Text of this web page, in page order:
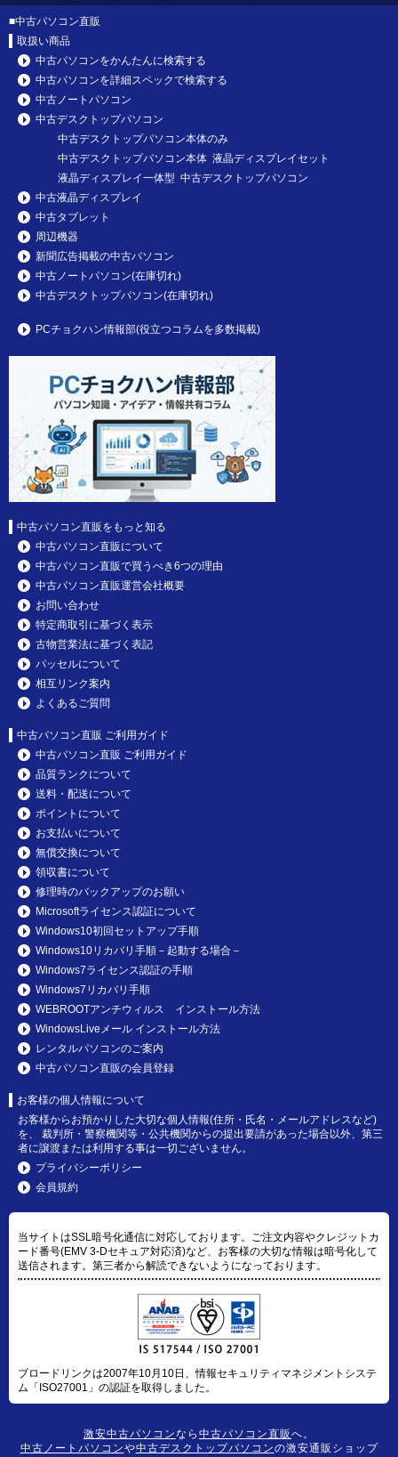
■中古パソコン直販
取扱い商品
中古パソコンをかんたんに検索する
中古パソコンを詳細スペックで検索する
中古ノートパソコン
中古デスクトップパソコン
中古デスクトップパソコン本体のみ
中古デスクトップパソコン本体 液晶ディスプレイセット
液晶ディスプレイ一体型 中古デスクトップパソコン
中古液晶ディスプレイ
中古タブレット
周辺機器
新聞広告掲載の中古パソコン
中古ノートパソコン(在庫切れ)
中古デスクトップパソコン(在庫切れ)
PCチョクハン情報部(役立つコラムを多数掲載)
中古パソコン直販をもっと知る
中古パソコン直販について
中古パソコン直販で買うべき6つの理由
中古パソコン直販運営会社概要
お問い合わせ
特定商取引に基づく表示
古物営業法に基づく表記
パッセルについて
相互リンク案内
よくあるご質問
中古パソコン直販 ご利用ガイド
中古パソコン直販 ご利用ガイド
品質ランクについて
送料・配送について
ポイントについて
お支払いについて
無償交換について
領収書について
修理時のバックアップのお願い
Microsoftライセンス認証について
Windows10初回セットアップ手順
Windows10リカバリ手順－起動する場合－
Windows7ライセンス認証の手順
Windows7リカバリ手順
WEBROOTアンチウィルス インストール方法
WindowsLiveメール インストール方法
レンタルパソコンのご案内
中古パソコン直販の会員登録
お客様の個人情報について
お客様からお預かりした大切な個人情報(住所・氏名・メールアドレスなど)
を、 裁判所・警察機関等・公共機関からの提出要請があった場合以外、第三
者に譲渡または利用する事は一切ございません。
プライバシーポリシー
会員規約
当サイトはSSL暗号化通信に対応しております。ご注文内容やクレジットカ
ード番号(EMV 3-Dセキュア対応済)など、お客様の大切な情報は暗号化して
送信されます。第三者から解読できないようになっております。
ブロードリンクは2007年10月10日、情報セキュリティマネジメントシステ
ム「ISO27001」の認証を取得しました。
激安中古パソコンなら 中古パソコン直販へ。
中古ノートパソコンや中古デスクトップパソコンの激安通販ショップ